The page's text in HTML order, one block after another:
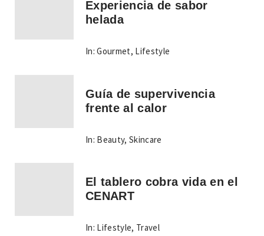
Experiencia de sabor
helada
In: Gourmet, Lifestyle
Guía de supervivencia
frente al calor
In: Beauty,Skincare
El tablero cobra vida en el
CENART
In: Lifestyle, Travel